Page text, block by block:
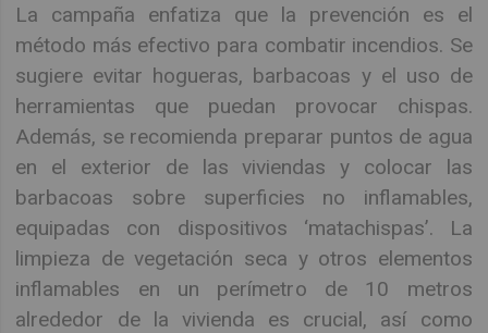
La campaña enfatiza que la prevención es el
método más efectivo para combatir incendios. Se
sugiere evitar hogueras, barbacoas y el uso de
herramientas que puedan provocar chispas.
Además, se recomienda preparar puntos de agua
en el exterior de las viviendas y colocar las
barbacoas sobre superficies no inflamables,
equipadas con dispositivos ‘matachispas’. La
limpieza de vegetación seca y otros elementos
inflamables en un perímetro de 10 metros
alrededor de la vivienda es crucial, así como